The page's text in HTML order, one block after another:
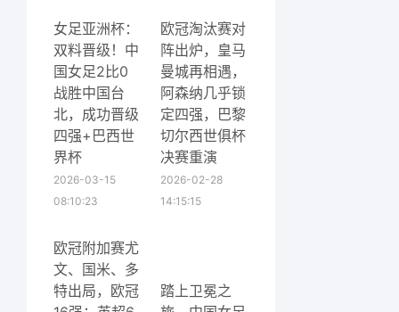
女足亚洲杯：
双料晋级！中
国女足2比0
战胜中国台
北，成功晋级
四强+巴西世
界杯
2026-03-15
08:10:23
欧冠淘汰赛对
阵出炉，皇马
曼城再相遇，
阿森纳几乎锁
定四强，巴黎
切尔西世俱杯
决赛重演
2026-02-28
14:15:15
欧冠附加赛尤
文、国米、多
特出局，欧冠
踏上卫冕之